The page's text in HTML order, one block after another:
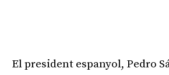
El president espanyol, Pedro